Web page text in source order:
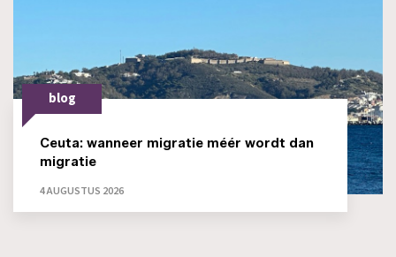
blog
Ceuta: wanneer migratie méér wordt dan
migratie
4 AUGUSTUS 2026